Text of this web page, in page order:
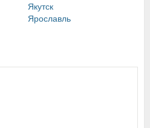
Якутск
Ярославль